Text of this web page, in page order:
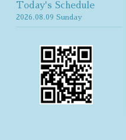
Today's Schedule
2026.08.09 Sunday